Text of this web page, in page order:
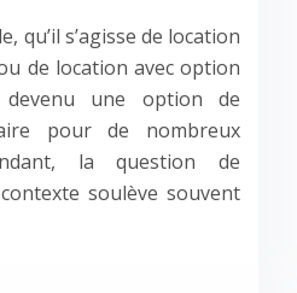
qu’il s’agisse de location
de location avec option
devenu une option de
pour de nombreux
la question de
soulève souvent